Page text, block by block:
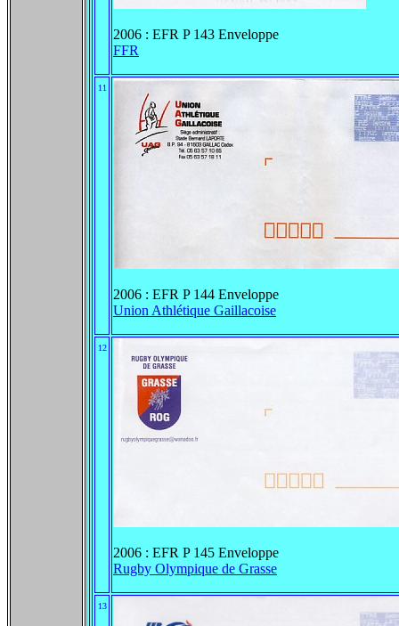
2006 : EFR P 143 Enveloppe
FFR
11
2006 : EFR P 144 Enveloppe
Union Athlétique Gaillacoise
12
2006 : EFR P 145 Enveloppe
Rugby Olympique de Grasse
13